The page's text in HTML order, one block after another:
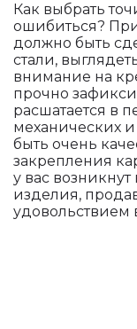
Как выбрать
ошибиться?
должно быть
стали,
внимание на
прочно
расшатается в
механических
быть очень
закрепления
у вас
изделия,
удовольствием